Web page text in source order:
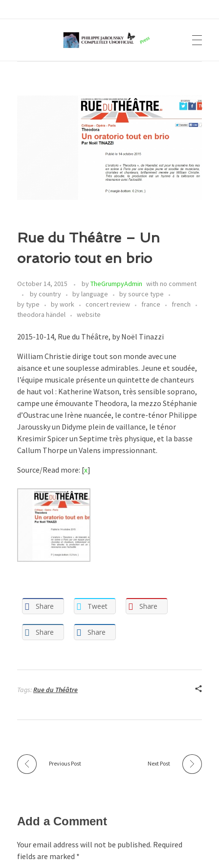
Rue du Théâtre – Un
oratorio tout en brio
October 14, 2015 byTheGrumpyAdmin with no comment
by country
by language
by source type
by type
by work concert review france
french
theodora händel
website
2015-10-14, Rue du Théâtre, by Noël Tinazzi
William Christie dirige tout son monde avec une
aisance et une souplesse admirables. Jeune et soudée,
l’équipe musicale présente un quintette de chanteurs
de haut vol : Katherine Watson, très sensible soprano,
campe une émouvante Theodora, la mezzo Stéphanie
d’Oustrac une Irène nuancée, le contre-ténor Philippe
Jaroussky un Didyme plein de vaillance, le ténor
Kresimir Spicer un Septime très physique, et la basse
Callum Thorpe un Valens impressionnant.
Source/Read more: [x]
Share Tweet Share
Share Share
Tags:Rue du Théâtre
Previous Post Next Post
Add a Comment
Your email address will not be published. Required
fields are marked *